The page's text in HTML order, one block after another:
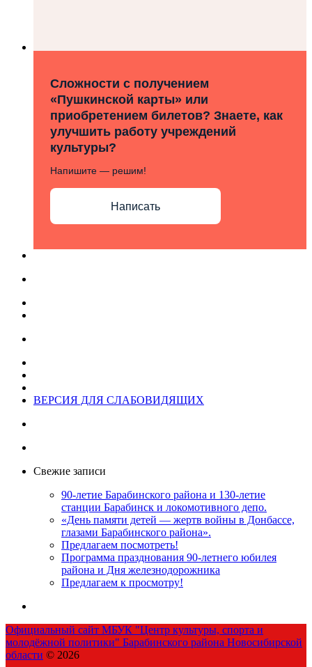
Сложности с получением
«Пушкинской карты» или
приобретением билетов? Знаете, как
улучшить работу учреждений
культуры?
Напишите — решим!
Написать
ВЕРСИЯ ДЛЯ СЛАБОВИДЯЩИХ
Свежие записи
90-летие Барабинского района и 130-летие
станции Барабинск и локомотивного депо.
«День памяти детей — жертв войны в Донбассе,
глазами Барабинского района».
Предлагаем посмотреть!
Программа празднования 90-летнего юбилея
района и Дня железнодорожника
Предлагаем к просмотру!
Официальный сайт МБУК "Центр культуры, спорта и
молодёжной политики" Барабинского района Новосибирской
области © 2026